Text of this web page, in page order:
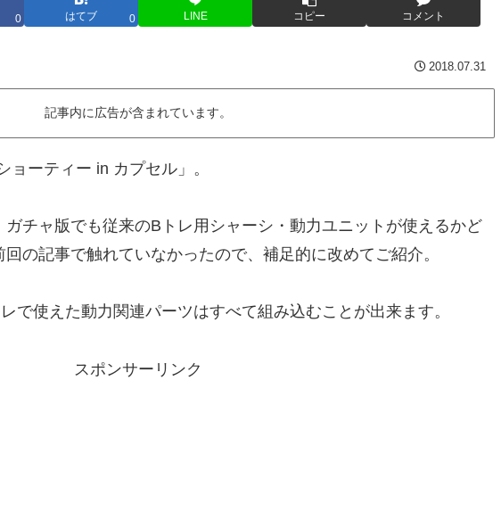
0 はてブ 0 LINE コピー コメント
2018.07.31
記事内に広告が含まれています。
ーティー in カプセル」。
ガチャ版でも従来のBトレ用シャーシ・動力ユニットが使えるかど
の記事で触れていなかったので、補足的に改めてご紹介。
で使えた動力関連パーツはすべて組み込むことが出来ます。
スポンサーリンク